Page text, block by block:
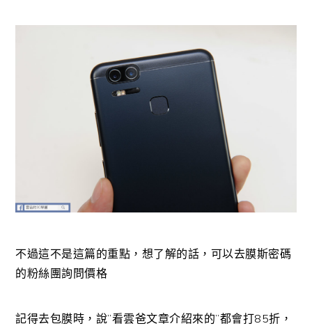
不過這不是這篇的重點，想了解的話，可以去膜斯密碼
的粉絲團詢問價格
記得去包膜時，說”看雲爸文章介紹來的”都會打85折，